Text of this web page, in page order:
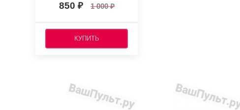
850 1 000
КУПИТЬ